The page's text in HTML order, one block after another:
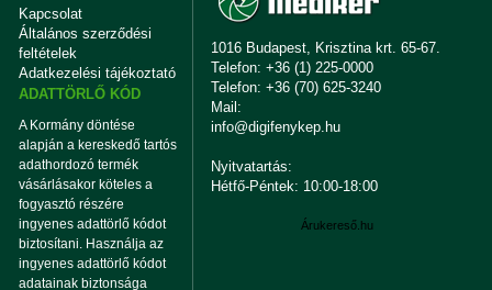
Kapcsolat
Általános szerződési
feltételek
Adatkezelési tájékoztató
ADATTÖRLŐ KÓD
A Kormány döntése
alapján a kereskedő tartós
adathordozó termék
vásárlásakor köteles a
fogyasztó részére
ingyenes adattörlő kódot
biztosítani. Használja az
ingyenes adattörlő kódot
adatainak biztonsága
1016 Budapest, Krisztina krt. 65-67.
Telefon: +36 (1) 225-0000
Telefon: +36 (70) 625-3240
Mail:
info@digifenykep.hu
Nyitvatartás:
Hétfő-Péntek: 10:00-18:00
Árukereső.hu